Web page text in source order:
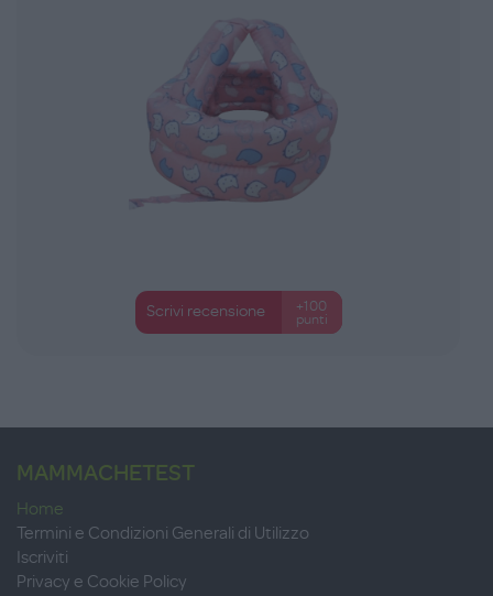
Scrivi recensione
+100
punti
MAMMACHETEST
Home
Termini e Condizioni Generali di Utilizzo
Iscriviti
Privacy e Cookie Policy